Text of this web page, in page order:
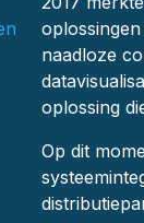
naadloze
oplossing
Op dit